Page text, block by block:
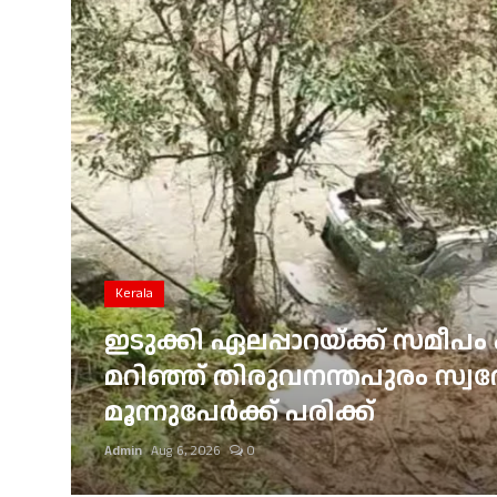
Gulf News
Loksabha Election 2024
Technology
Jobs Mall
Automotive
Shop Online
Education
Business
Kerala
ഇടുക്കി ഏലപ്പാറയ്ക്ക് സമീപം
മറിഞ്ഞ് തിരുവനന്തപുരം
മൂന്നുപേർക്ക് പരിക്ക്
Admin Aug 6, 2026 0